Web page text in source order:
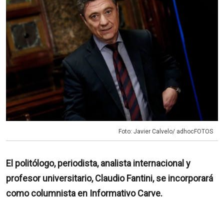
Foto: Javier Calvelo/ adhocFOTOS
El politólogo, periodista, analista internacional y
profesor universitario, Claudio Fantini, se incorporará
como columnista en Informativo Carve.